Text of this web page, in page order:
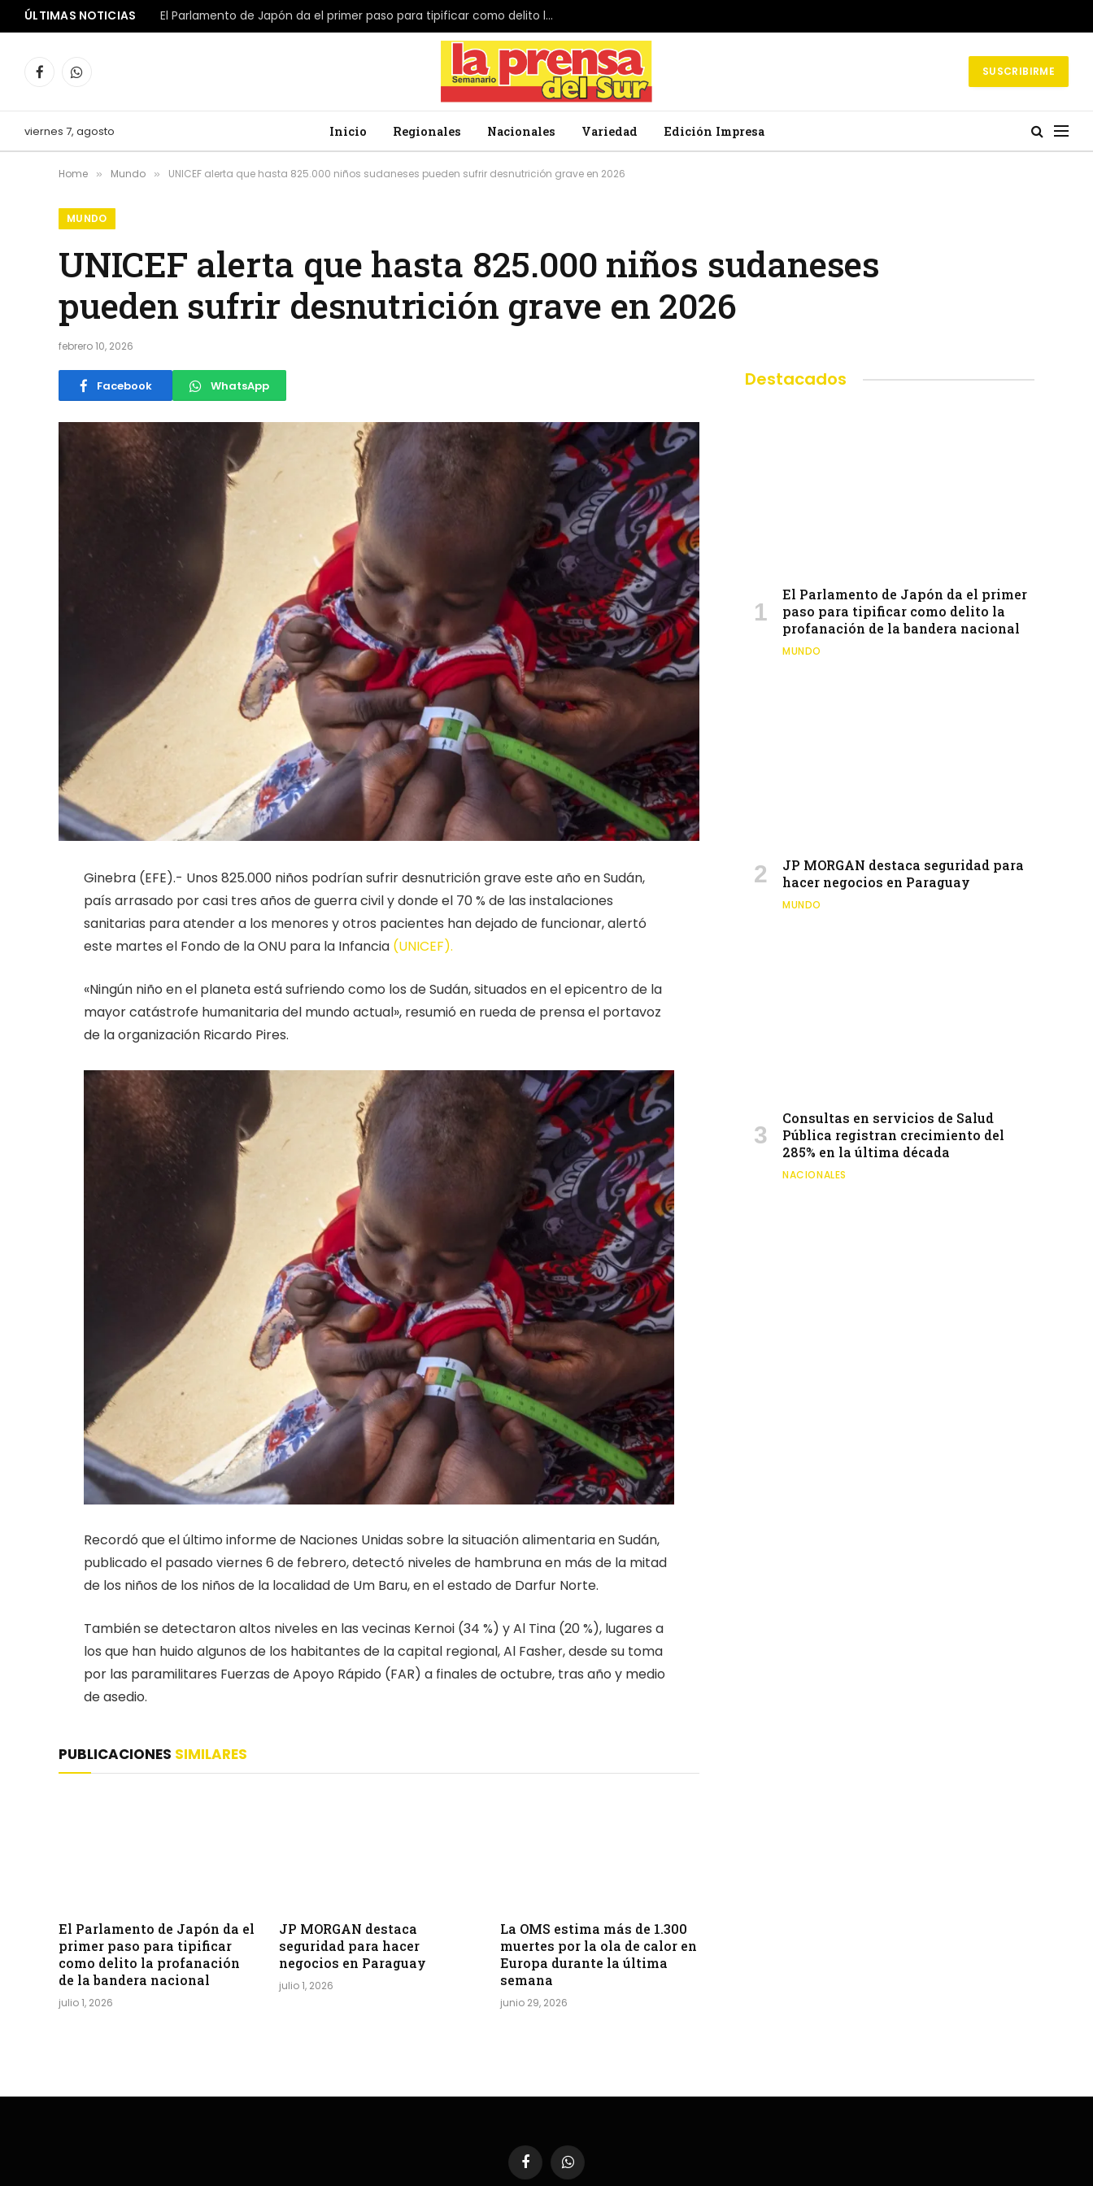
ÚLTIMAS NOTICIAS El Parlamento de Japón da el primer paso para tipificar como delito la profanación de la bandera nacional
FacebookWhatsApp SUSCRIBIRME
viernes 7, agosto Inicio Regionales Nacionales Variedad Edición Impresa
Home » Mundo » UNICEF alerta que hasta 825.000 niños sudaneses pueden sufrir desnutrición grave en 2026
MUNDO
UNICEF alerta que hasta 825.000 niños sudaneses
pueden sufrir desnutrición grave en 2026
febrero 10, 2026
Facebook WhatsApp
Ginebra (EFE).- Unos 825.000 niños podrían sufrir desnutrición grave este año en Sudán,
país arrasado por casi tres años de guerra civil y donde el 70 % de las instalaciones
sanitarias para atender a los menores y otros pacientes han dejado de funcionar, alertó
este martes el Fondo de la ONU para la Infancia (UNICEF).
«Ningún niño en el planeta está sufriendo como los de Sudán, situados en el epicentro de la
mayor catástrofe humanitaria del mundo actual», resumió en rueda de prensa el portavoz
de la organización Ricardo Pires.
Recordó que el último informe de Naciones Unidas sobre la situación alimentaria en Sudán,
publicado el pasado viernes 6 de febrero, detectó niveles de hambruna en más de la mitad
de los niños de los niños de la localidad de Um Baru, en el estado de Darfur Norte.
También se detectaron altos niveles en las vecinas Kernoi (34 %) y Al Tina (20 %), lugares a
los que han huido algunos de los habitantes de la capital regional, Al Fasher, desde su toma
por las paramilitares Fuerzas de Apoyo Rápido (FAR) a finales de octubre, tras año y medio
de asedio.
PUBLICACIONES SIMILARES
El Parlamento de Japón da el
primer paso para tipificar
como delito la profanación
de la bandera nacional
julio 1, 2026
JP MORGAN destaca
seguridad para hacer
negocios en Paraguay
julio 1, 2026
La OMS estima más de 1.300
muertes por la ola de calor en
Europa durante la última
semana
junio 29, 2026
Destacados
El Parlamento de Japón da el primer
paso para tipificar como delito la
profanación de la bandera nacional
MUNDO
JP MORGAN destaca seguridad para
hacer negocios en Paraguay
MUNDO
Consultas en servicios de Salud
Pública registran crecimiento del
285% en la última década
NACIONALES
FacebookWhatsApp